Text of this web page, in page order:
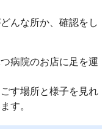
んな所か、確認をし
病院のお店に足を運
す場所と様子を見れ
す。